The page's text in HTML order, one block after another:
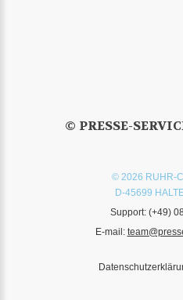
© PRESSE-
© 2026 RUHR-
D-45699
Support: (+49)
E-mail: